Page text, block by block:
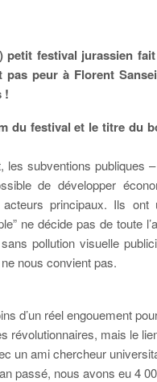
festival jurassien
peur à Florent
!
du festival et le titre du
subventions publiques
de développer
principaux. Ils ont
ne décide pas de toute
pollution visuelle
nous convient pas.
d’un réel engouement
mais le
un ami chercheur
passé, nous avons eu 4